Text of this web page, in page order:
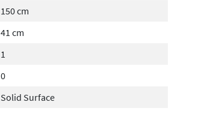
150 cm
41 cm
1
0
Solid Surface